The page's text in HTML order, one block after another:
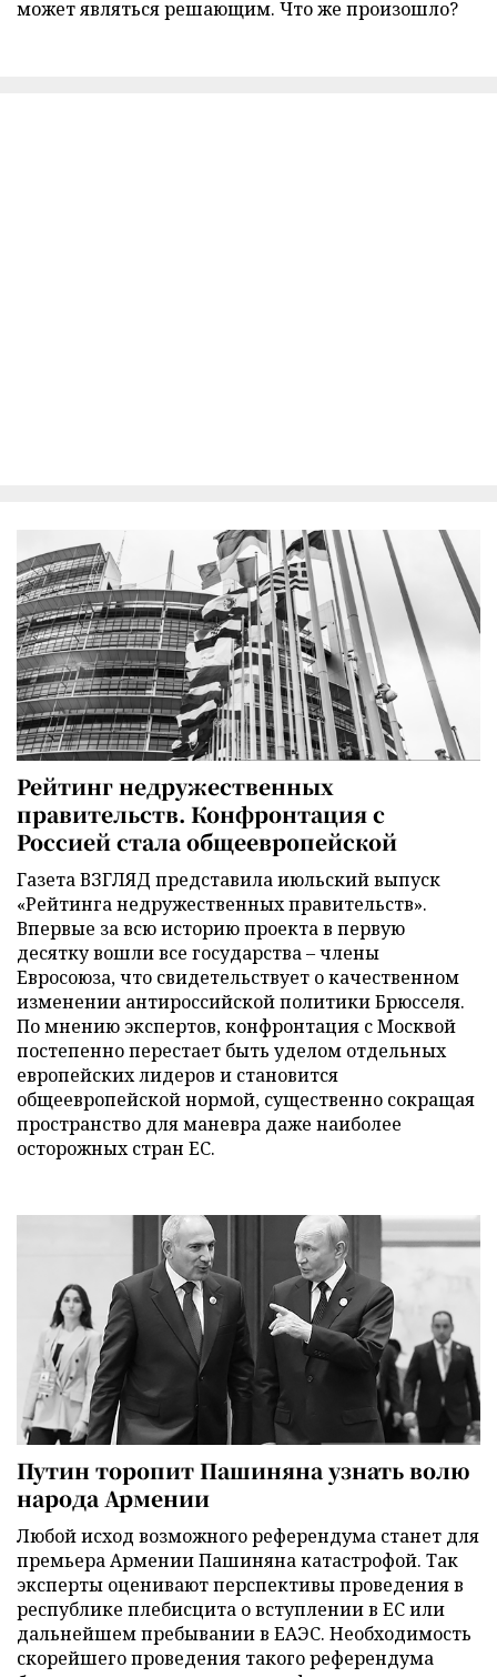
может являться решающим. Что же произошло?
Рейтинг недружественных
правительств. Конфронтация с
Россией стала общеевропейской
Газета ВЗГЛЯД представила июльский выпуск
«Рейтинга недружественных правительств».
Впервые за всю историю проекта в первую
десятку вошли все государства – члены
Евросоюза, что свидетельствует о качественном
изменении антироссийской политики Брюсселя.
По мнению экспертов, конфронтация с Москвой
постепенно перестает быть уделом отдельных
европейских лидеров и становится
общеевропейской нормой, существенно сокращая
пространство для маневра даже наиболее
осторожных стран ЕС.
Путин торопит Пашиняна узнать волю
народа Армении
Любой исход возможного референдума станет для
премьера Армении Пашиняна катастрофой. Так
эксперты оценивают перспективы проведения в
республике плебисцита о вступлении в ЕС или
дальнейшем пребывании в ЕАЭС. Необходимость
скорейшего проведения такого референдума